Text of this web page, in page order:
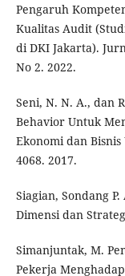
Pengaruh
Kualitas Audit
di DKI Jakarta).
No 2. 2022.
Seni, N. N. A., dan
Behavior Untuk
Ekonomi dan Bisnis
4068. 2017.
Siagian, Sondang
Dimensi dan
Simanjuntak, M.
Pekerja